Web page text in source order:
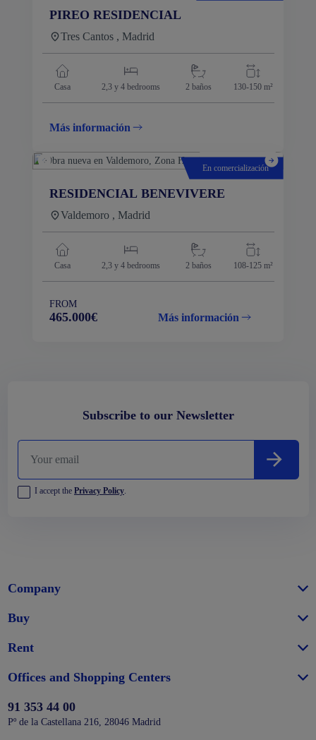
PIREO RESIDENCIAL
Tres Cantos , Madrid
Casa 2,3 y 4 bedrooms 2 baños 130-150 m²
Más información
En comercialización
RESIDENCIAL BENEVIVERE
Valdemoro , Madrid
Casa 2,3 y 4 bedrooms 2 baños 108-125 m²
FROM
465.000€ Más información
Subscribe to our Newsletter
I accept the Privacy Policy.
Company
Buy
Rent
Offices and Shopping Centers
91 353 44 00
Pº de la Castellana 216, 28046 Madrid